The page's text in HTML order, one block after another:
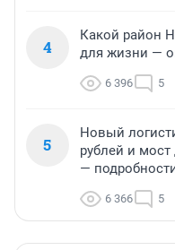
4
Какой район
для жизни —
6 396 5
5
Новый
рублей и мост
—
6 366 5